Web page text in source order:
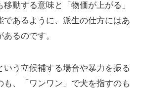
動する意味と「物価が上がる」
であるように、派生の仕方にはあ
るのです。
う立候補する場合や暴力を振る
も、「ワンワン」で犬を指すのも